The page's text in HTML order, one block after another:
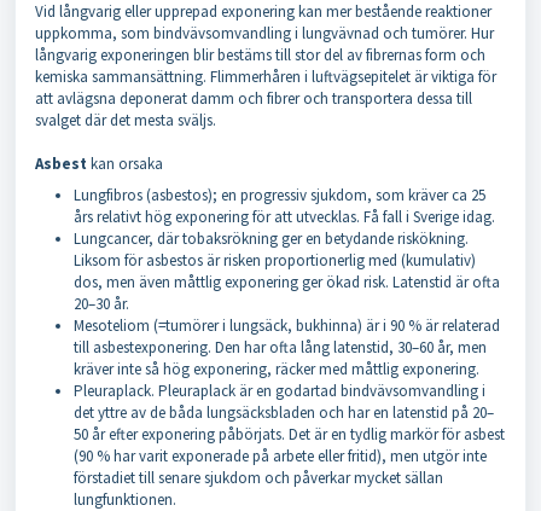
Vid långvarig eller upprepad exponering kan mer bestående reaktioner
uppkomma, som bindvävsomvandling i lungvävnad och tumörer. Hur
långvarig exponeringen blir bestäms till stor del av fibrernas form och
kemiska sammansättning. Flimmerhåren i luftvägsepitelet är viktiga för
att avlägsna deponerat damm och fibrer och transportera dessa till
svalget där det mesta sväljs.
Asbest kan orsaka
Lungfibros (asbestos); en progressiv sjukdom, som kräver ca 25
års relativt hög exponering för att utvecklas. Få fall i Sverige idag.
Lungcancer, där tobaksrökning ger en betydande riskökning.
Liksom för asbestos är risken proportionerlig med (kumulativ)
dos, men även måttlig exponering ger ökad risk. Latenstid är ofta
20–30 år.
Mesoteliom (=tumörer i lungsäck, bukhinna) är i 90 % är relaterad
till asbestexponering. Den har ofta lång latenstid, 30–60 år, men
kräver inte så hög exponering, räcker med måttlig exponering.
Pleuraplack. Pleuraplack är en godartad bindvävsomvandling i
det yttre av de båda lungsäcksbladen och har en latenstid på 20–
50 år efter exponering påbörjats. Det är en tydlig markör för asbest
(90 % har varit exponerade på arbete eller fritid), men utgör inte
förstadiet till senare sjukdom och påverkar mycket sällan
lungfunktionen.